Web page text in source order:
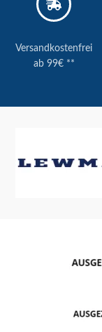
Versandkostenfrei
ab 99€ **